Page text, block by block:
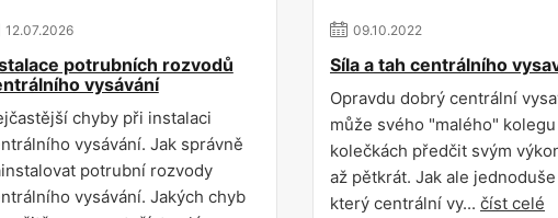
12.07.2026
potrubních rozvodů
vysávání
chyby při instalaci
vysávání. Jak správně
potrubní rozvody
vysávání. Jakých chyb
09.10.2022
Síla a tah centrálního
Opravdu dobrý centrální
může svého "malého"
kolečkách předčit svým
až pětkrát. Jak ale
který centrální vy... číst celé